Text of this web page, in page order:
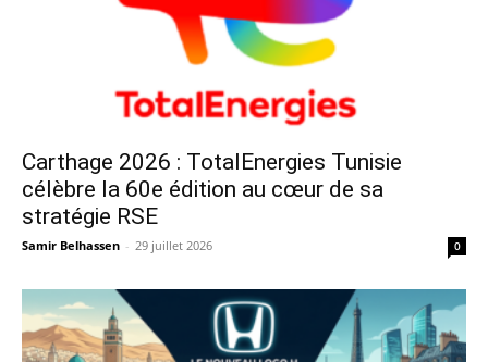
Carthage 2026 : TotalEnergies Tunisie
célèbre la 60e édition au cœur de sa
stratégie RSE
Samir Belhassen - 29 juillet 2026 0